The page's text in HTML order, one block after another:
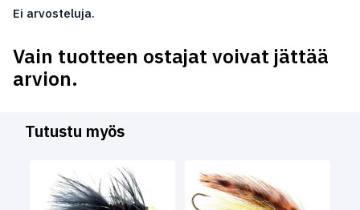
Ei arvosteluja.
Vain tuotteen ostajat voivat jättää
arvion.
Tutustu myös